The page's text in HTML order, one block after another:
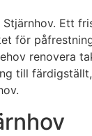
Ett
renovera
till